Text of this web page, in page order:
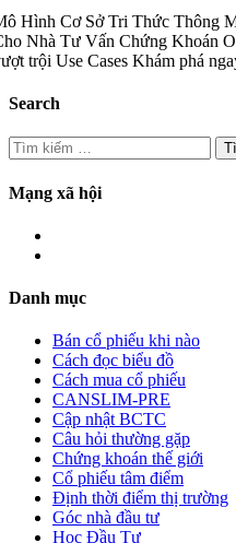
Hình Cơ Sở Tri Thức Thông
Nhà Tư Vấn Chứng Khoán
trội Use Cases Khám phá
Search
Tìm
kiếm
cho:
Mạng xã hội
Danh mục
Bán cổ phiếu khi nào
Cách đọc biểu đồ
Cách mua cổ phiếu
CANSLIM-PRE
Cập nhật BCTC
Câu hỏi thường gặp
Chứng khoán thế giới
Cổ phiếu tâm điểm
Định thời điểm thị trường
Góc nhà đầu tư
Học Đầu Tư